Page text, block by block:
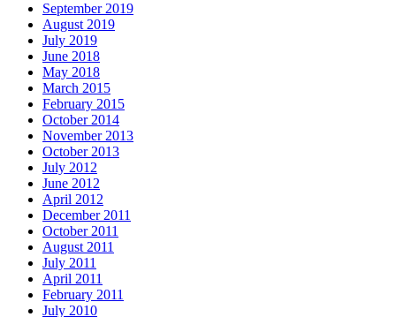
September 2019
August 2019
July 2019
June 2018
May 2018
March 2015
February 2015
October 2014
November 2013
October 2013
July 2012
June 2012
April 2012
December 2011
October 2011
August 2011
July 2011
April 2011
February 2011
July 2010